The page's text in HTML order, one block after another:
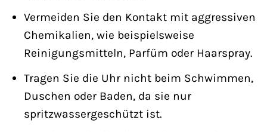
Vermeiden Sie den Kontakt mit aggressiven
Chemikalien, wie beispielsweise
Reinigungsmitteln, Parfüm oder Haarspray.
Tragen Sie die Uhr nicht beim Schwimmen,
Duschen oder Baden, da sie nur
spritzwassergeschützt ist.